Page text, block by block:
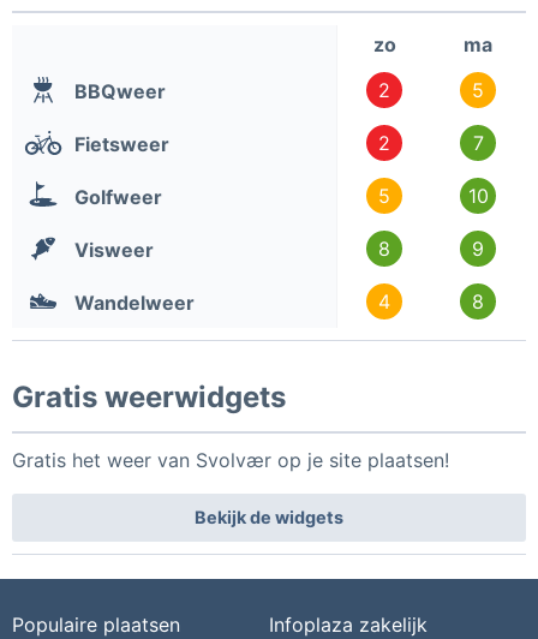
zo
ma
BBQweer
2 5
Fietsweer 2 7
Golfweer 5 10
Visweer 8 9
Wandelweer 4 8
Gratis weerwidgets
Gratis het weer van Svolvær op je site plaatsen!
Bekijk de widgets
Populaire plaatsen
Infoplaza zakelijk